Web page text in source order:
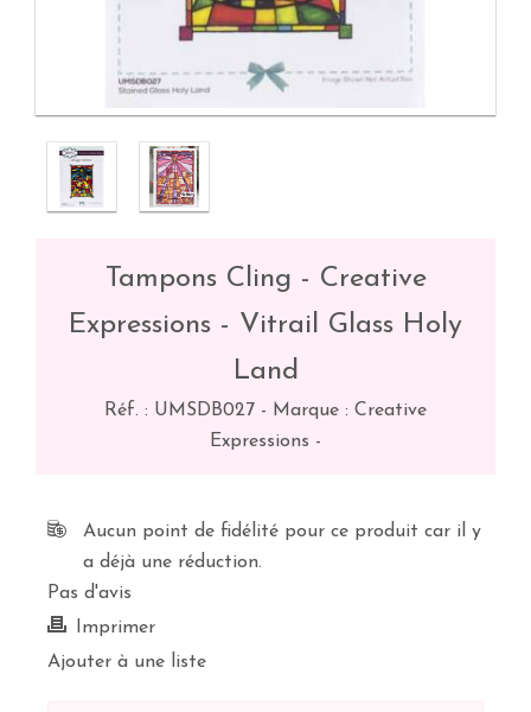
Tampons Cling - Creative
Expressions - Vitrail Glass Holy
Land
Réf. : UMSDB027 - Marque : Creative
Expressions -
Aucun point de fidélité pour ce produit car il y
a déjà une réduction.
Pas d'avis
Imprimer
Ajouter à une liste